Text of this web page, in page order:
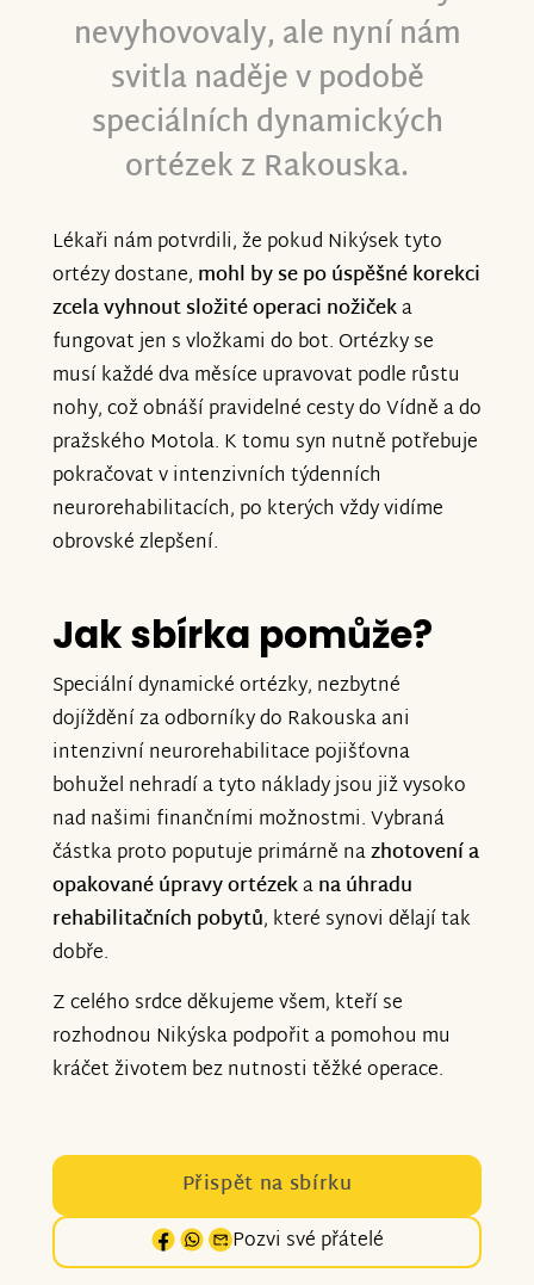
nevyhovovaly, ale nyní nám
svitla naděje v podobě
speciálních dynamických
ortézek z Rakouska.
Lékaři nám potvrdili, že pokud Nikýsek tyto
ortézy dostane, mohl by se po úspěšné korekci
zcela vyhnout složité operaci nožičeka
fungovat jen s vložkami do bot. Ortézky se
musí každé dva měsíce upravovat podle růstu
nohy, což obnáší pravidelné cesty do Vídně a do
pražského Motola. K tomu syn nutně potřebuje
pokračovat v intenzivních týdenních
neurorehabilitacích, po kterých vždy vidíme
obrovské zlepšení.
Jak sbírka pomůže?
Speciální dynamické ortézky, nezbytné
dojíždění za odborníky do Rakouska ani
intenzivní neurorehabilitace pojišťovna
bohužel nehradí a tyto náklady jsou již vysoko
nad našimi finančními možnostmi. Vybraná
částka proto poputuje primárně nazhotovení a
opakované úpravy ortézekana úhradu
rehabilitačních pobytů, které synovi dělají tak
dobře.
Z celého srdce děkujeme všem, kteří se
rozhodnou Nikýska podpořit a pomohou mu
kráčet životem bez nutnosti těžké operace.
Přispět na sbírku
Pozvi své přátelé